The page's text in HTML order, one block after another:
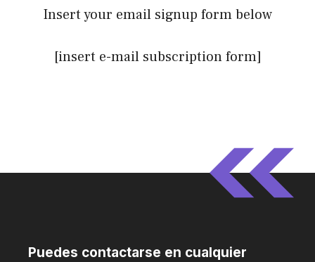
Insert your email signup form below
[insert e-mail subscription form]
Puedes contactarse en cualquier